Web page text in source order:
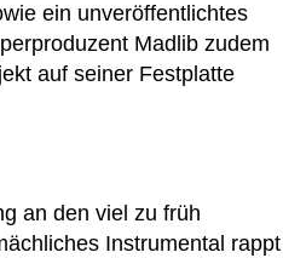
ein unveröffentlichtes
Madlib zudem
auf seiner Festplatte
an den viel zu früh
Instrumental rappt